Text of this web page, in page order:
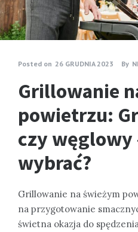
Posted on 26 GRUDNIA 2023 By
Grillowanie
powietrzu:
czy węglowy
wybrać?
Grillowanie na świeżym
na przygotowanie
świetna okazja do